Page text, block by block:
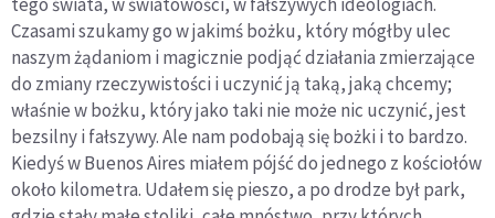
Czasami szukamy go w jakimś bożku, który mógłby ulec
naszym żądaniom i magicznie podjąć działania zmierzające
do zmiany rzeczywistości i uczynić ją taką, jaką chcemy;
właśnie w bożku, który jako taki nie może nic uczynić, jest
bezsilny i fałszywy. Ale nam podobają się bożki i to bardzo.
Kiedyś w Buenos Aires miałem pójść do jednego z kościołów
około kilometra. Udałem się pieszo, a po drodze był park,